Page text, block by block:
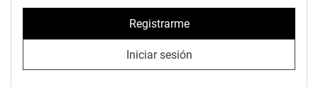
Registrarme
Iniciar sesión